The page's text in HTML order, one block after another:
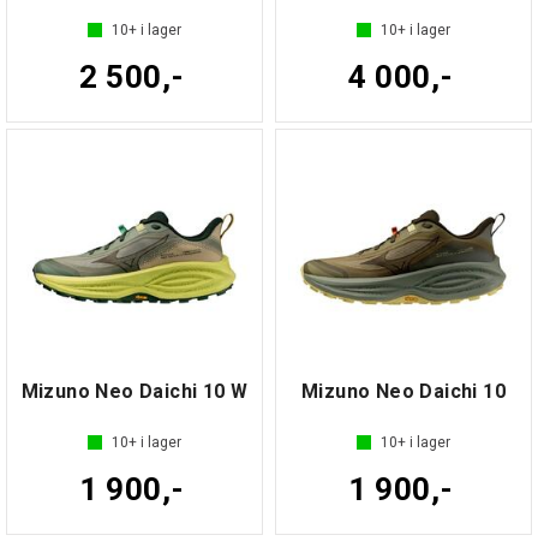
10+ i lager
2 500,-
10+ i lager
4 000,-
Mizuno Neo Daichi 10 W
10+ i lager
1 900,-
Mizuno Neo Daichi 10
10+ i lager
1 900,-